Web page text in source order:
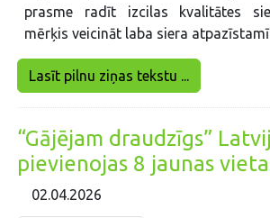
prasme radīt izcilas kvalitātes
mērķis veicināt laba siera
Lasīt pilnu ziņas tekstu ...
“Gājējam draudzīgs”
pievienojas 8 jaunas
02.04.2026